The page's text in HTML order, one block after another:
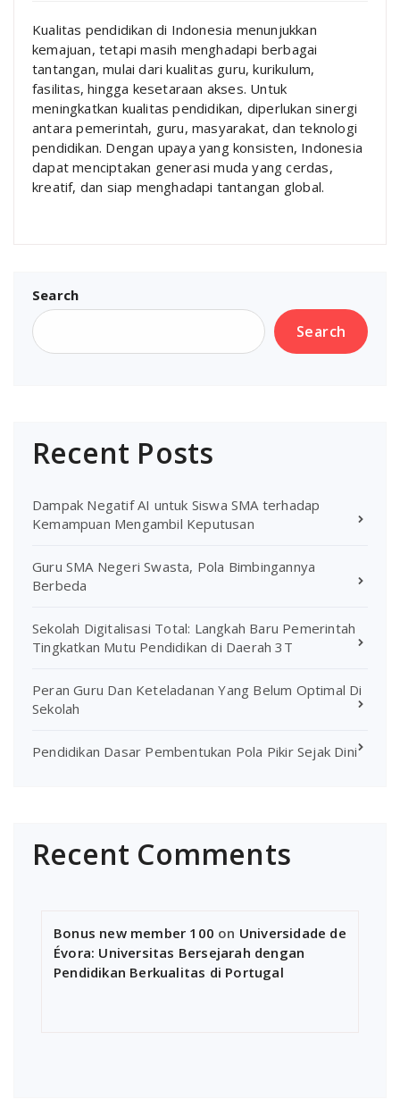
Kualitas pendidikan di Indonesia menunjukkan
kemajuan, tetapi masih menghadapi berbagai
tantangan, mulai dari kualitas guru, kurikulum,
fasilitas, hingga kesetaraan akses. Untuk
meningkatkan kualitas pendidikan, diperlukan sinergi
antara pemerintah, guru, masyarakat, dan teknologi
pendidikan. Dengan upaya yang konsisten, Indonesia
dapat menciptakan generasi muda yang cerdas,
kreatif, dan siap menghadapi tantangan global.
Search
Search
Recent Posts
Dampak Negatif AI untuk Siswa SMA terhadap
Kemampuan Mengambil Keputusan
Guru SMA Negeri Swasta, Pola Bimbingannya
Berbeda
Sekolah Digitalisasi Total: Langkah Baru Pemerintah
Tingkatkan Mutu Pendidikan di Daerah 3T
Peran Guru Dan Keteladanan Yang Belum Optimal Di
Sekolah
Pendidikan Dasar Pembentukan Pola Pikir Sejak Dini
Recent Comments
Bonus new member 100 on Universidade de
Évora: Universitas Bersejarah dengan
Pendidikan Berkualitas di Portugal